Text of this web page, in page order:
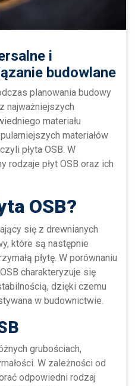
i
budowlane
planowania budowy
najważniejszych
materiału
materiałów
płyta OSB. W
rodzaje płyt OSB oraz ich
OSB?
się z drewnianych
które są następnie
płytę. W porównaniu
charakteryzuje się
dzięki czemu
w budownictwie.
grubościach,
W zależności od
odpowiedni rodzaj